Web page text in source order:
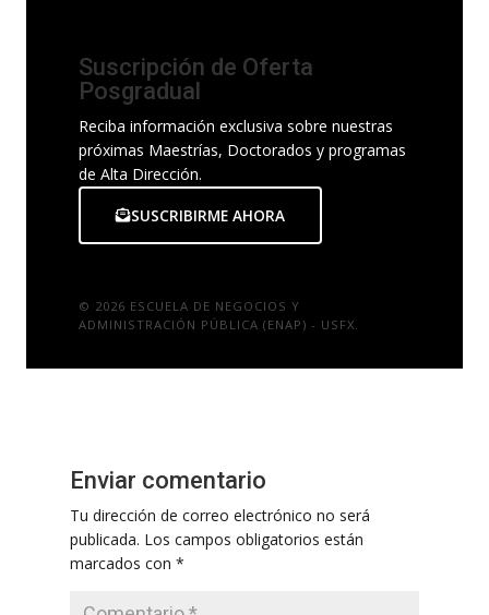
Suscripción de Oferta
Posgradual
Reciba información exclusiva sobre nuestras
próximas Maestrías, Doctorados y programas
de Alta Dirección.
SUSCRIBIRME AHORA
© 2026 ESCUELA DE NEGOCIOS Y
ADMINISTRACIÓN PÚBLICA (ENAP) - USFX.
Enviar comentario
Tu dirección de correo electrónico no será
publicada. Los campos obligatorios están
marcados con *